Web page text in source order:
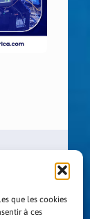
que les cookies
à ces